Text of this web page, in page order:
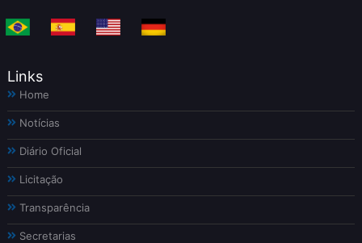
Links
Home
Notícias
Diário Oficial
Licitação
Transparência
Secretarias